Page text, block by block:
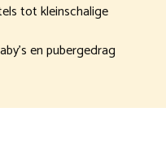
tot kleinschalige
en pubergedrag